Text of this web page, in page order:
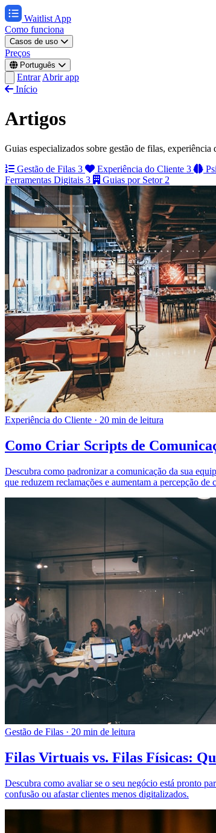
Waitlist App
Como funciona
Casos de uso
Preços
Português
Entrar Abrir app
Início
Artigos
Guias especializados sobre gestão de filas,
Gestão de Filas 3 Experiência do Cliente 3
Ferramentas Digitais 3 Guias por Setor 2
Experiência do Cliente · 20 min de leitura
Como Criar Scripts de
Descubra como padronizar a comunicação da sua
que reduzem reclamações e aumentam a percepção de
Gestão de Filas · 20 min de leitura
Filas Virtuais vs. Filas Físicas:
Descubra como avaliar se o seu negócio está pronto
confusão ou afastar clientes menos digitalizados.